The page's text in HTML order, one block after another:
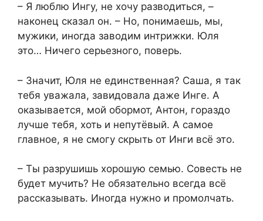
– Я люблю Ингу, не хочу разводиться, –
наконец сказал он. – Но, понимаешь, мы,
мужики, иногда заводим интрижки. Юля
это… Ничего серьезного, поверь.
– Значит, Юля не единственная? Саша, я так
тебя уважала, завидовала даже Инге. А
оказывается, мой обормот, Антон, гораздо
лучше тебя, хоть и непутёвый. А самое
главное, я не смогу скрыть от Инги всё это.
– Ты разрушишь хорошую семью. Совесть не
будет мучить? Не обязательно всегда всё
рассказывать. Иногда нужно и промолчать.